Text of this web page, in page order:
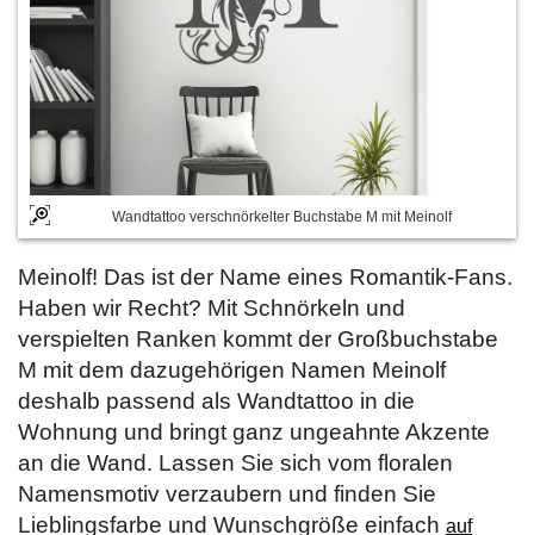
Wandtattoo verschnörkelter Buchstabe M mit Meinolf
Meinolf! Das ist der Name eines Romantik-Fans.
Haben wir Recht? Mit Schnörkeln und
verspielten Ranken kommt der Großbuchstabe
M mit dem dazugehörigen Namen Meinolf
deshalb passend als Wandtattoo in die
Wohnung und bringt ganz ungeahnte Akzente
an die Wand. Lassen Sie sich vom floralen
Namensmotiv verzaubern und finden Sie
Lieblingsfarbe und Wunschgröße einfach auf